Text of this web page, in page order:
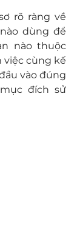
rõ ràng về
dùng để
nào thuộc
việc cùng kế
vào đúng
đích sử